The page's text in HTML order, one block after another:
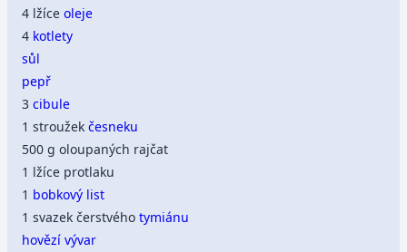
4 lžíceoleje
4 kotlety
sůl
pepř
3cibule
1 stroužekčesneku
500 g oloupaných rajčat
1 lžíce protlaku
1 bobkový list
1 svazek čerstvéhotymiánu
hovězí vývar